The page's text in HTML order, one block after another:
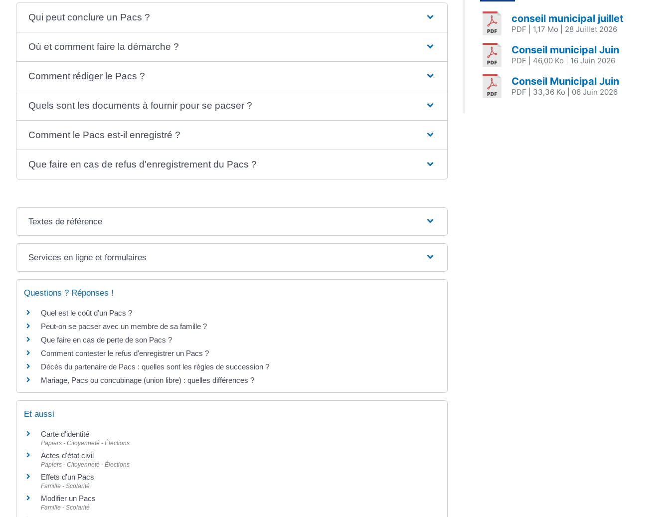
Qui peut conclure un Pacs ?
Où et comment faire la démarche ?
Comment rédiger le Pacs ?
Quels sont les documents à fournir pour se pacser ?
Comment le Pacs est-il enregistré ?
Que faire en cas de refus d'enregistrement du Pacs ?
Textes de référence
Services en ligne et formulaires
Questions ? Réponses !
Quel est le coût d'un Pacs ?
Peut-on se pacser avec un membre de sa famille ?
Que faire en cas de perte de son Pacs ?
Comment contester le refus d'enregistrer un Pacs ?
Décès du partenaire de Pacs : quelles sont les règles de succession ?
Mariage, Pacs ou concubinage (union libre) : quelles différences ?
Et aussi
Carte d'identité
Papiers - Citoyenneté - Élections
Actes d'état civil
Papiers - Citoyenneté - Élections
Effets d'un Pacs
Famille - Scolarité
Modifier un Pacs
Famille - Scolarité
conseil municipal juillet
PDF | 1,17 Mo | 28 Juillet 2026
Conseil municipal Juin
PDF | 46,00 Ko | 16 Juin 2026
Conseil Municipal Juin
PDF | 33,36 Ko | 06 Juin 2026